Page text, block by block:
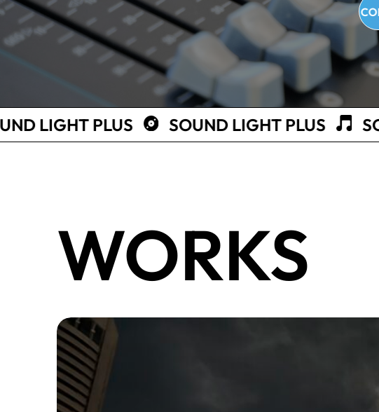
CONTACT CONTACT CONTACT CONTACT
PLUS SOUND LIGHT PLUS SOUND
WORKS